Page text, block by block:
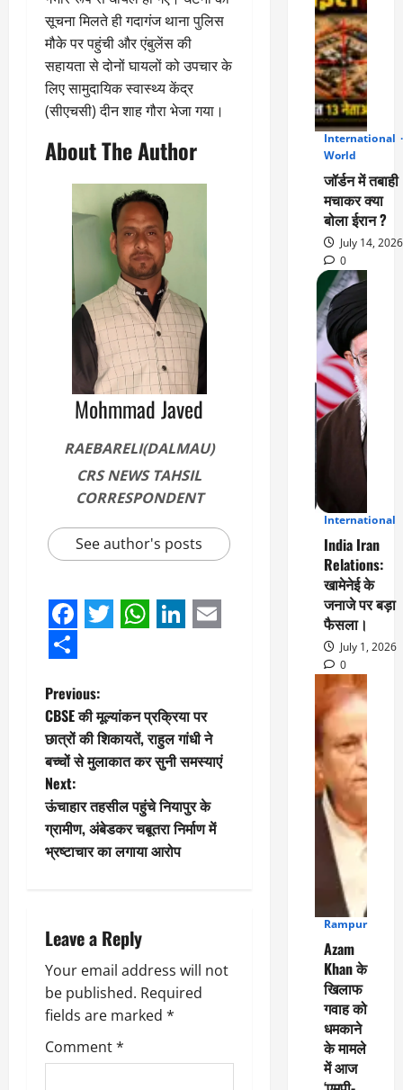
सूचना मिलते ही गदागंज थाना पुलिस
मौके पर पहुंची और एंबुलेंस की
सहायता से दोनों घायलों को उपचार के
लिए सामुदायिक स्वास्थ्य केंद्र
(सीएचसी) दीन शाह गौरा भेजा गया।
About The Author
Mohmmad Javed
RAEBARELI(DALMAU)
CRS NEWS TAHSIL
CORRESPONDENT
See author's posts
Facebook
P
o
s
t
n
v
i
g
a
t
Previous:
CBSE की मूल्यांकन प्रक्रिया पर
छात्रों की शिकायतें, राहुल गांधी ने
बच्चों से मुलाकात कर सुनी समस्याएं
Next:
ऊंचाहार तहसील पहुंचे नियापुर के
ग्रामीण, अंबेडकर चबूतरा निर्माण में
भ्रष्टाचार का लगाया आरोप
Leave a Reply
Your email address will not
be published. Required
fields are marked *
Comment*
International
World
जॉर्डन में तबाही
मचाकर क्या
बोला ईरान ?
July 14, 2026
0
International
India Iran
Relations:
खामेनेई के
जनाजे पर बड़ा
फैसला।
July 1, 2026
0
Rampur
Azam
Khan के
खिलाफ
गवाह को
धमकाने
के मामले
में आज